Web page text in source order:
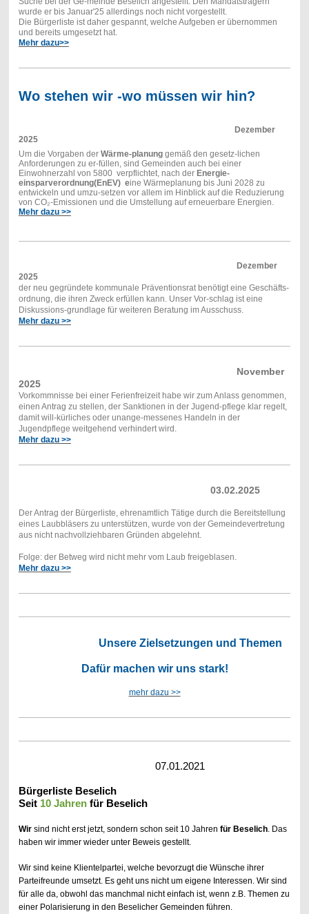
wurde er bis Januar'25 allerdings noch nicht vorgestellt.
Die Bürgerliste ist daher gespannt, welche Aufgeben er übernommen
und bereits umgesetzt hat.
Mehr dazu>>
Wo stehen wir -wo müssen wir hin?
Dezember
2025
Um die Vorgaben der Wärme-planunggemäß den gesetz-lichen
Anforderungen zu er-füllen, sind Gemeinden auch bei einer
Einwohnerzahl von 5800 verpflichtet, nach der Energie-
einsparverordnung(EnEV) eine Wärmeplanung bis Juni 2028 zu
entwickeln und umzu-setzen vor allem im Hinblick auf die Reduzierung
von CO₂-Emissionen und die Umstellung auf erneuerbare Energien.
Mehr dazu >>
Dezember
2025
der neu gegründete kommunale Präventionsrat benötigt eine Geschäfts-
ordnung, die ihren Zweck erfüllen kann. Unser Vor-schlag ist eine
Diskussions-grundlage für weiteren Beratung im Ausschuss.
Mehr dazu >>
November
2025
Vorkommnisse bei einer Ferienfreizeit habe wir zum Anlass genommen,
einen Antrag zu stellen, der Sanktionen in der Jugend-pflege klar regelt,
damit will-kürliches oder unange-messenes Handeln in der
Jugendpflege weitgehend verhindert wird.
Mehr dazu >>
03.02.2025
Der Antrag der Bürgerliste, ehrenamtlich Tätige durch die Bereitstellung
eines Laubbläsers zu unterstützen, wurde von der Gemeindevertretung
aus nicht nachvollziehbaren Gründen abgelehnt.
Folge: der Betweg wird nicht mehr vom Laub freigeblasen.
Mehr dazu >>
Unsere Zielsetzungen und Themen
Dafür machen wir uns stark!
mehr dazu >>
07.01.2021
Bürgerliste Beselich
Seit 10 Jahrenfür Beselich
Wirsind nicht erst jetzt, sondern schon seit 10 Jahren für Beselich. Das
haben wir immer wieder unter Beweis gestellt.
Wir sind keine Klientelpartei, welche bevorzugt die Wünsche ihrer
Parteifreunde umsetzt. Es geht uns nicht um eigene Interessen. Wir sind
für alle da, obwohl das manchmal nicht einfach ist, wenn z.B. Themen zu
einer Polarisierung in den Beselicher Gemeinden führen.